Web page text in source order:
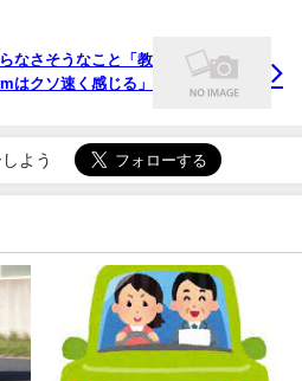
なさそうなこと「教
はクソ速く感じる」
よう